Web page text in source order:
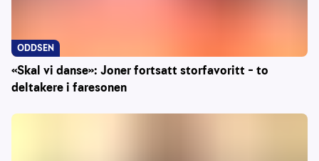
«Skal vi danse»: Joner fortsatt storfavoritt – to
deltakere i faresonen
ODDSEN